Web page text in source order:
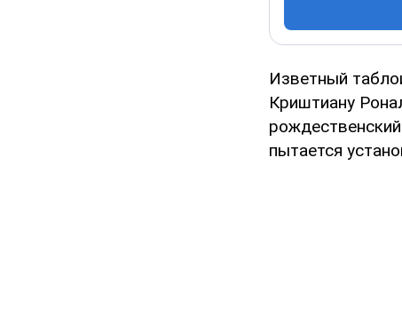
Изветный
Криштиану
пытается